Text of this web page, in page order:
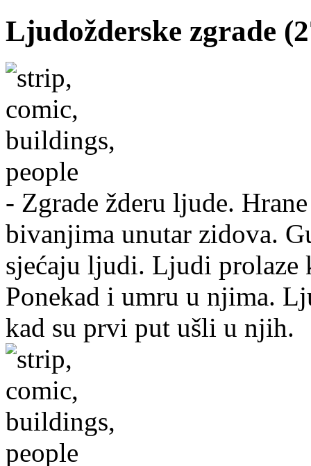
Ljudožderske zgrade
- Zgrade žderu ljude.
bivanjima unutar zidova.
sjećaju ljudi. Ljudi prolaze
Ponekad i umru u njima.
kad su prvi put ušli u njih.